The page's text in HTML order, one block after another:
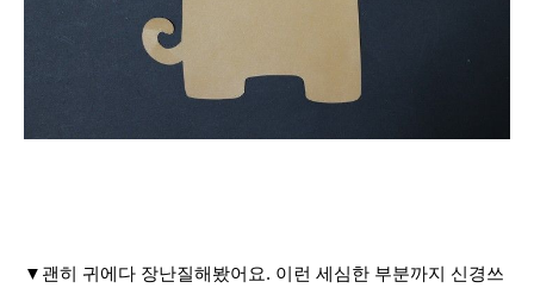
▼괜히 귀에다 장난질해봤어요. 이런 세심한 부분까지 신경쓰